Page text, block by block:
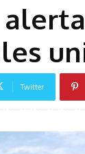
Twitter